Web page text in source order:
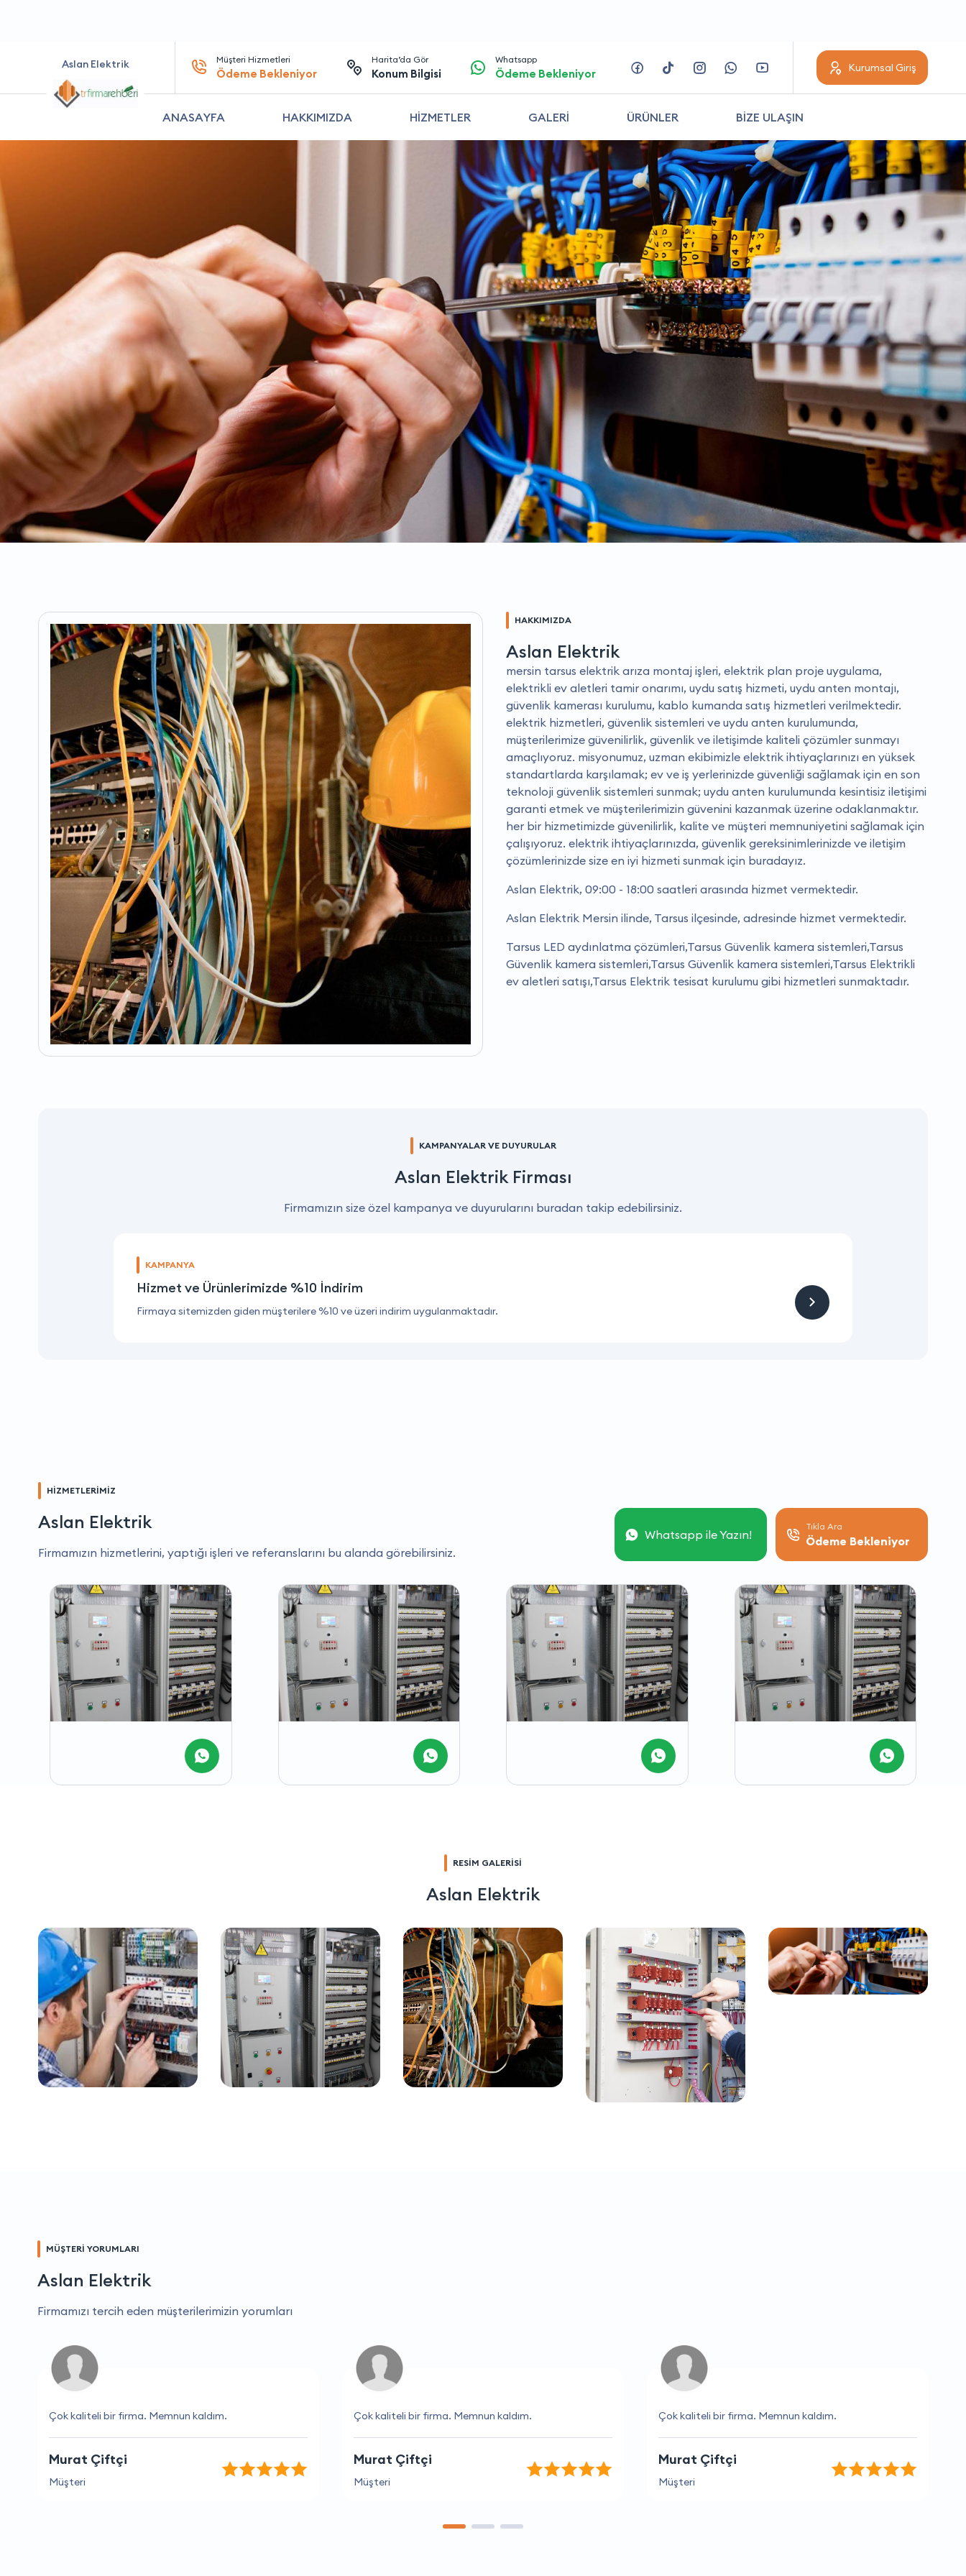
Aslan Elektrik Müşteri Hizmetleri
Ödeme Bekleniyor
Harita’da Gör
Konum Bilgisi
Whatsapp
Ödeme Bekleniyor Kurumsal Giriş
ANASAYFA HAKKIMIZDA HİZMETLER GALERİ ÜRÜNLER BİZE ULAŞIN
HAKKIMIZDA
Aslan Elektrik
mersin tarsus elektrik arıza montaj işleri, elektrik plan proje uygulama,
elektrikli ev aletleri tamir onarımı, uydu satış hizmeti, uydu anten montajı,
güvenlik kamerası kurulumu, kablo kumanda satış hizmetleri verilmektedir.
elektrik hizmetleri, güvenlik sistemleri ve uydu anten kurulumunda,
müşterilerimize güvenilirlik, güvenlik ve iletişimde kaliteli çözümler sunmayı
amaçlıyoruz. misyonumuz, uzman ekibimizle elektrik ihtiyaçlarınızı en yüksek
standartlarda karşılamak; ev ve iş yerlerinizde güvenliği sağlamak için en son
teknoloji güvenlik sistemleri sunmak; uydu anten kurulumunda kesintisiz iletişimi
garanti etmek ve müşterilerimizin güvenini kazanmak üzerine odaklanmaktır.
her bir hizmetimizde güvenilirlik, kalite ve müşteri memnuniyetini sağlamak için
çalışıyoruz. elektrik ihtiyaçlarınızda, güvenlik gereksinimlerinizde ve iletişim
çözümlerinizde size en iyi hizmeti sunmak için buradayız.
Aslan Elektrik, 09:00 - 18:00 saatleri arasında hizmet vermektedir.
Aslan Elektrik Mersin ilinde, Tarsus ilçesinde, adresinde hizmet vermektedir.
Tarsus LED aydınlatma çözümleri,Tarsus Güvenlik kamera sistemleri,Tarsus
Güvenlik kamera sistemleri,Tarsus Güvenlik kamera sistemleri,Tarsus Elektrikli
ev aletleri satışı,Tarsus Elektrik tesisat kurulumu gibi hizmetleri sunmaktadır.
KAMPANYALAR VE DUYURULAR
Aslan Elektrik Firması
Firmamızın size özel kampanya ve duyurularını buradan takip edebilirsiniz.
KAMPANYA
Hizmet ve Ürünlerimizde %10 İndirim
Firmaya sitemizden giden müşterilere %10 ve üzeri indirim uygulanmaktadır.
HİZMETLERİMİZ
Aslan Elektrik
Firmamızın hizmetlerini, yaptığı işleri ve referanslarını bu alanda görebilirsiniz.
Whatsapp ile Yazın!
Tıkla Ara
Ödeme Bekleniyor
RESİM GALERİSİ
Aslan Elektrik
MÜŞTERİ YORUMLARI
Aslan Elektrik
Firmamızı tercih eden müşterilerimizin yorumları
Çok kaliteli bir firma. Memnun kaldım.
Murat Çiftçi
Müşteri
Çok kaliteli bir firma. Memnun kaldım.
Murat Çiftçi
Müşteri
Çok kaliteli bir firma. Memnun kaldım.
Murat Çiftçi
Müşteri